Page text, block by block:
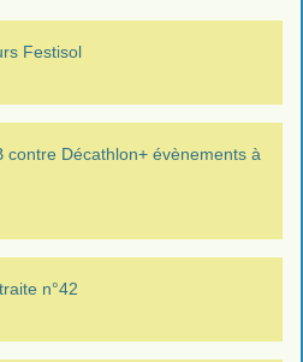
Festisol
contre Décathlon+ évènements à
n°42